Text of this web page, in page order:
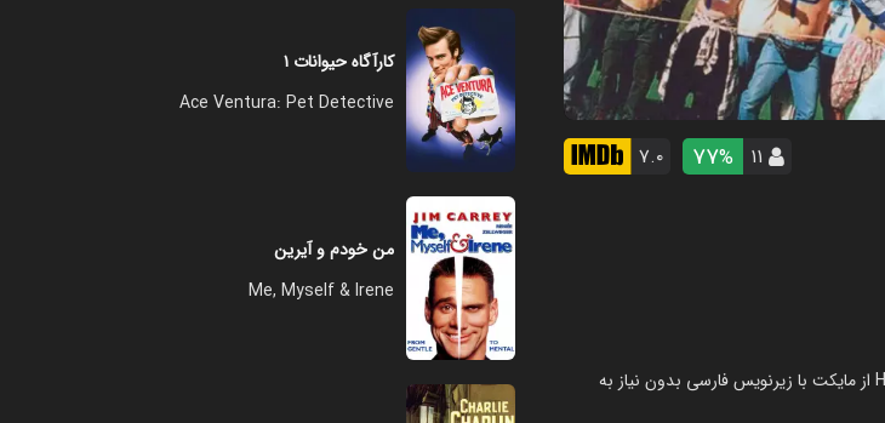
۱۱ 77% ۷.۰
فیلم هپی گیل مور در سال 1996 در ژانر کمدی ساخته شده است. تماشای آنلاین و رایگان Happy Gilmore از مایکت با زیرنویس فارسی بدون نیاز به
کارآگاه حیوانات ۱
Ace Ventura: Pet Detective
من خودم و آیرین
Me, Myself & Irene